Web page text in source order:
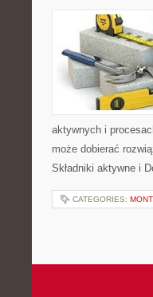
aktywnych i
może dobierać
Składniki aktywne i
CATEGORIES: